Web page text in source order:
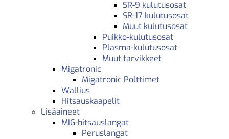
SR-9 kulutusosat
SR-17 kulutusosat
Muut kulutusosat
Puikko-kulutusosat
Plasma-kulutusosat
Muut tarvikkeet
Migatronic
Migatronic Polttimet
Wallius
Hitsauskaapelit
Lisäaineet
MIG-hitsauslangat
Peruslangat